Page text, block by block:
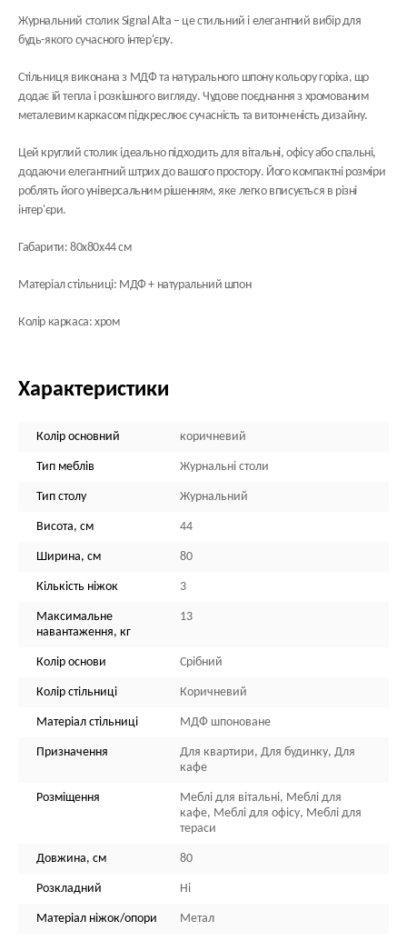
Журнальний столик Signal Alta – це стильний і елегантний вибір для
будь-якого сучасного інтер'єру.
Стільниця виконана з МДФ та натурального шпону кольору горіха, що
додає їй тепла і розкішного вигляду. Чудове поєднання з хромованим
металевим каркасом підкреслює сучасність та витонченість дизайну.
Цей круглий столик ідеально підходить для вітальні, офісу або спальні,
додаючи елегантний штрих до вашого простору. Його компактні розміри
роблять його універсальним рішенням, яке легко вписується в різні
інтер'єри.
Габарити: 80х80х44 см
Матеріал стільниці: МДФ + натуральний шпон
Колір каркаса: хром
Характеристики
Колір основний коричневий
Тип меблів Журнальні столи
Тип столу Журнальний
Висота, см 44
Ширина, см 80
Кількість ніжок 3
Максимальне
навантаження, кг
13
Колір основи Срібний
Колір стільниці Коричневий
Матеріал стільниці МДФ шпоноване
Призначення
Для квартири, Для будинку, Для
кафе
Розміщення
Меблі для вітальні, Меблі для
кафе, Меблі для офісу, Меблі для
тераси
Довжина, см 80
Розкладний Ні
Матеріал ніжок/опори Метал